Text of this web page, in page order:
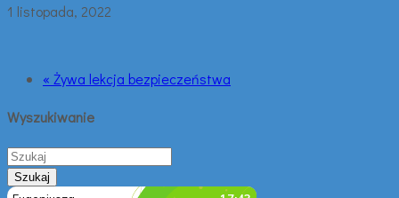
1 listopada, 2022
« Żywa lekcja bezpieczeństwa
Wyszukiwanie